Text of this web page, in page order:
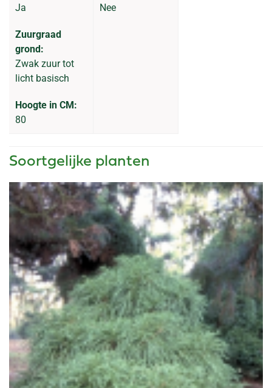
Ja
Zuurgraad
grond:
Zwak zuur tot
licht basisch
Hoogte in CM:
80
Nee
Soortgelijke planten